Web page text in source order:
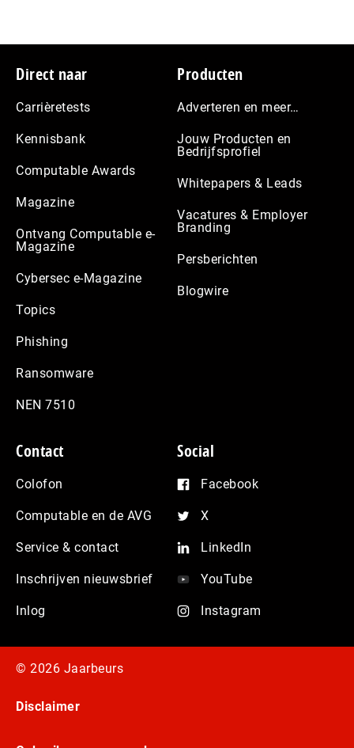
Footer
Direct naar
Carrièretests
Kennisbank
Computable Awards
Magazine
Ontvang Computable e-
Magazine
Cybersec e-Magazine
Topics
Phishing
Ransomware
NEN 7510
Producten
Adverteren en meer…
Jouw Producten en
Bedrijfsprofiel
Whitepapers & Leads
Vacatures & Employer
Branding
Persberichten
Blogwire
Contact
Colofon
Computable en de AVG
Service & contact
Inschrijven nieuwsbrief
Inlog
Social
Facebook
X
LinkedIn
YouTube
Instagram
© 2026 Jaarbeurs
Disclaimer